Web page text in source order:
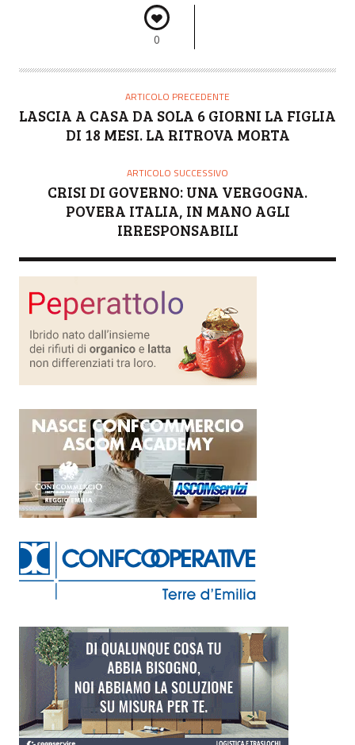
0
ARTICOLO PRECEDENTE
LASCIA A CASA DA SOLA 6 GIORNI LA FIGLIA
DI 18 MESI. LA RITROVA MORTA
ARTICOLO SUCCESSIVO
CRISI DI GOVERNO: UNA VERGOGNA.
POVERA ITALIA, IN MANO AGLI
IRRESPONSABILI